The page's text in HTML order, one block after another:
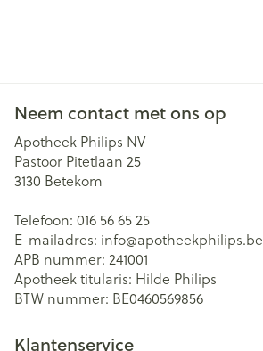
Neem contact met ons op
Apotheek Philips NV
Pastoor Pitetlaan 25
3130 Betekom
Telefoon: 016 56 65 25
E-mailadres: info@apotheekphilips.be
APB nummer: 241001
Apotheek titularis: Hilde Philips
BTW nummer: BE0460569856
Klantenservice